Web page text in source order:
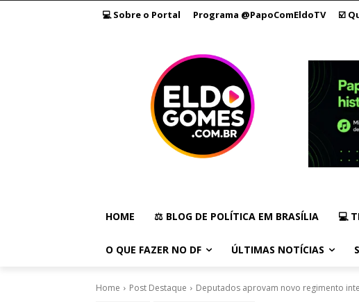
💻 Sobre o Portal Programa @PapoComEldoTV ☑️
HOME ⚖️ BLOG DE POLÍTICA EM BRASÍLIA 💻
O QUE FAZER NO DF ÚLTIMAS NOTÍCIAS
Home Post Destaque Deputados aprovam novo regimento